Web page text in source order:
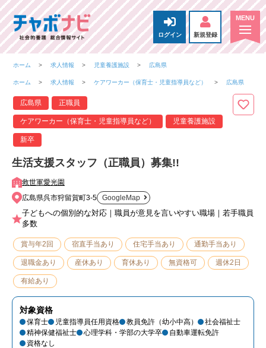
ログイン 新規登録
ホーム 求人情報 児童養護施設 広島県
ホーム 求人情報 ケアワーカー（保育士・児童指導員など） 広島県
広島県 正職員
ケアワーカー（保育士・児童指導員など） 児童養護施設
新卒
生活支援スタッフ（正職員）募集!!
救世軍愛光園
広島県呉市狩留賀町3-5
GoogleMap
子どもへの個別的な対応｜職員が意見を言いやすい職場｜若手職員
多数
賞与年2回 宿直手当あり 住宅手当あり 通勤手当あり
退職金あり 産休あり 育休あり 無資格可 週休2日
有給あり
対象資格
保育士 児童指導員任用資格 教員免許（幼小中高）
社会福祉士
精神保健福祉士
心理学科・学部の大学卒
自動車運転免許
資格なし